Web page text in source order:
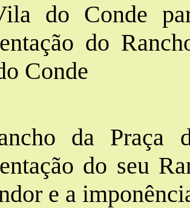
do Conde
do
Conde
da Praça
do seu
e a